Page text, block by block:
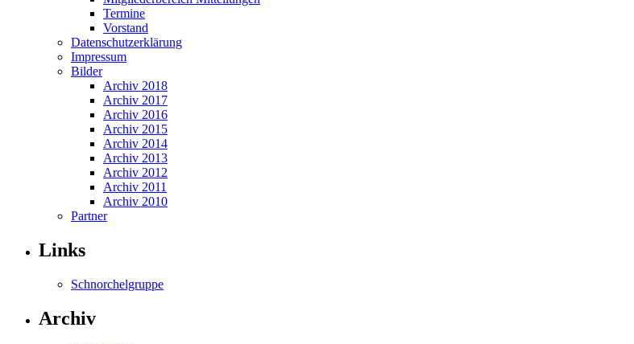
Termine
Vorstand
Datenschutzerklärung
Impressum
Bilder
Archiv 2018
Archiv 2017
Archiv 2016
Archiv 2015
Archiv 2014
Archiv 2013
Archiv 2012
Archiv 2011
Archiv 2010
Partner
Links
Schnorchelgruppe
Archiv